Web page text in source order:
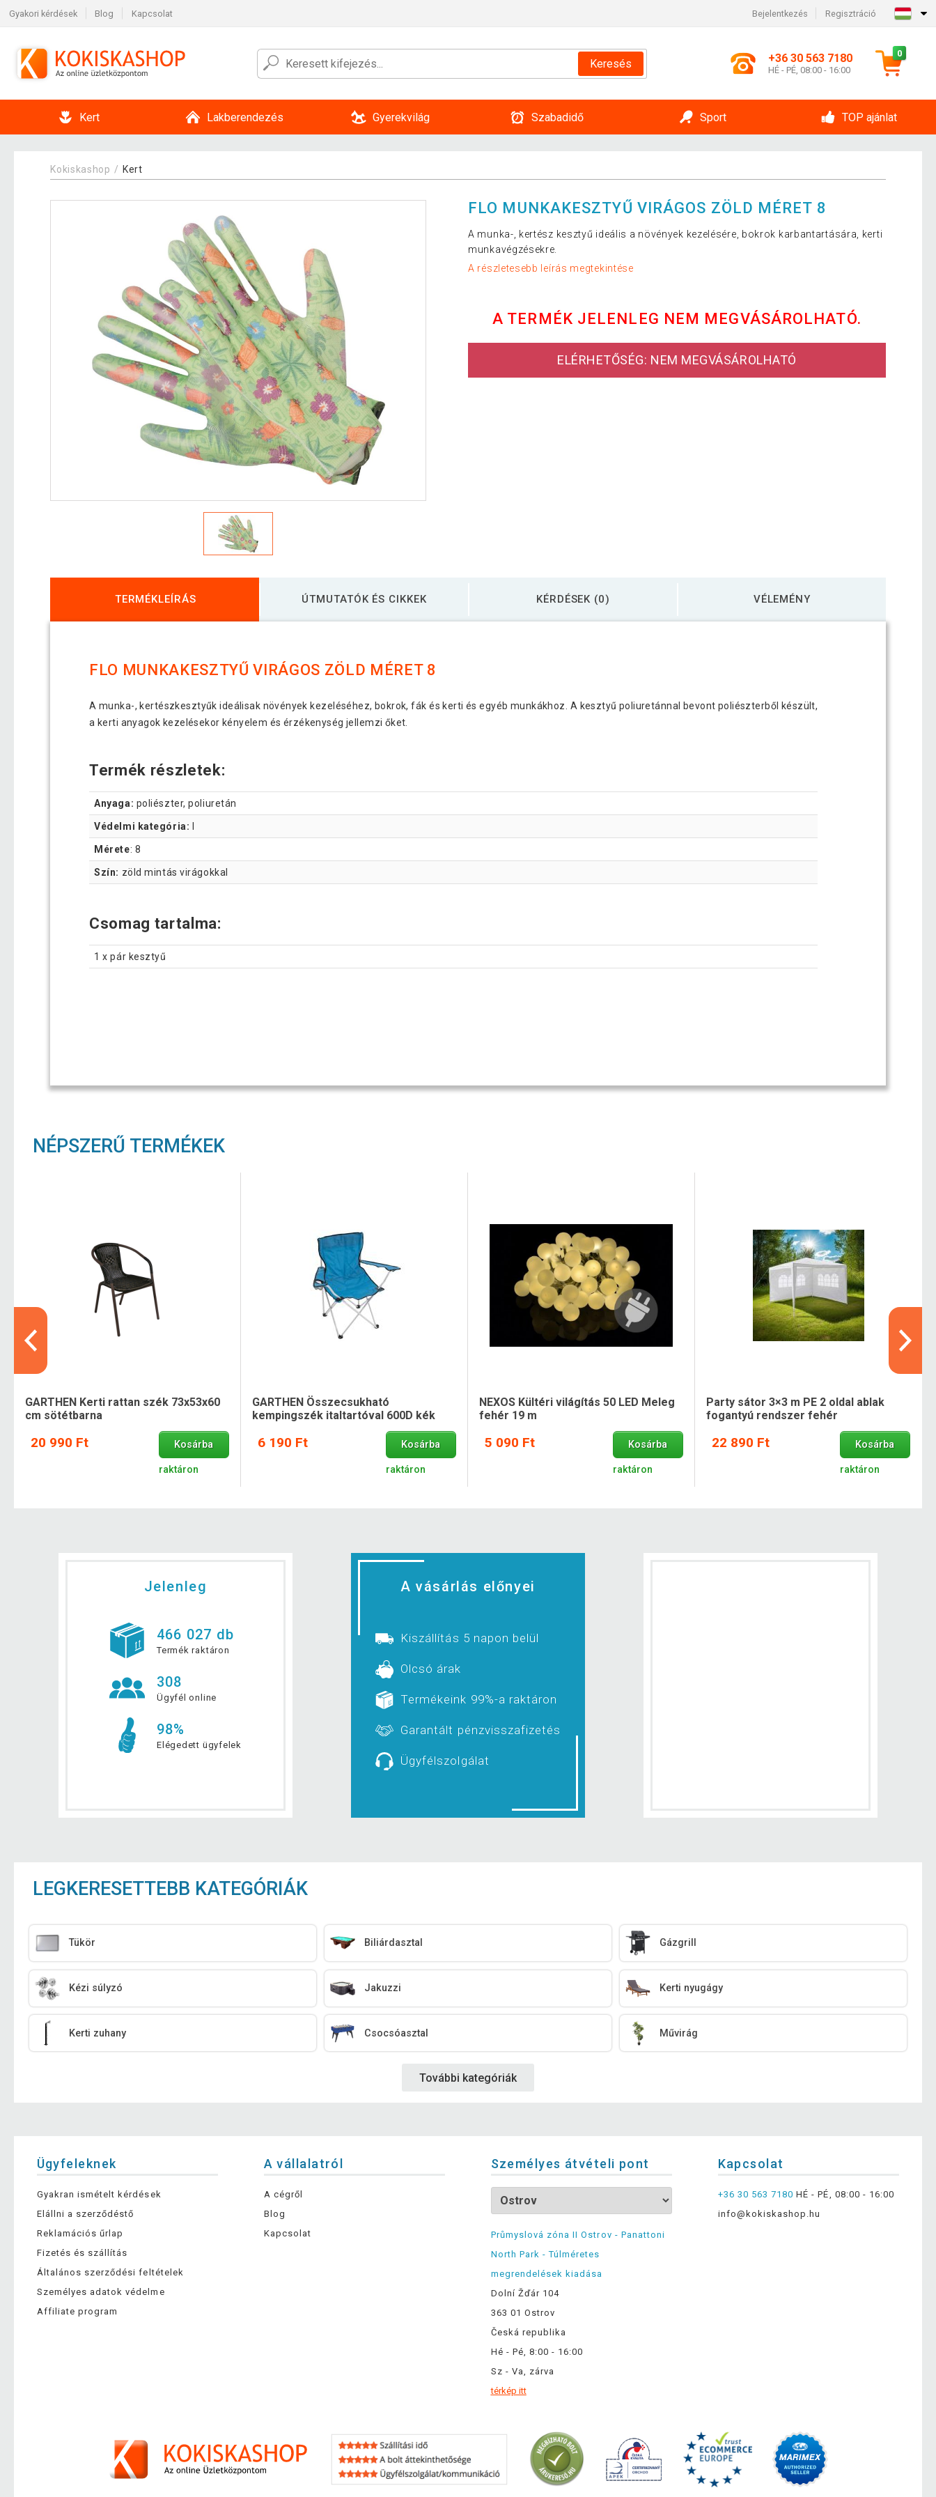
Gyakori kérdések Blog Kapcsolat Bejelentkezés Regisztráció
Keresés +36 30 563 7180
HÉ - PÉ, 08:00 - 16:00
0
Kert Lakberendezés Gyerekvilág Szabadidő Sport TOP ajánlat
Kokiskashop Kert
FLO MUNKAKESZTYŰ VIRÁGOS ZÖLD MÉRET 8
A munka-, kertész kesztyű ideális a növények kezelésére, bokrok karbantartására, kerti
munkavégzésekre.
A részletesebb leírás megtekintése
A TERMÉK JELENLEG NEM MEGVÁSÁROLHATÓ.
ELÉRHETŐSÉG: NEM MEGVÁSÁROLHATÓ
TERMÉKLEÍRÁS ÚTMUTATÓK ÉS CIKKEK KÉRDÉSEK (0) VÉLEMÉNY
FLO MUNKAKESZTYŰ VIRÁGOS ZÖLD MÉRET 8
A munka-, kertészkesztyűk ideálisak növények kezeléséhez, bokrok, fák és kerti és egyéb munkákhoz. A kesztyű poliuretánnal bevont poliészterből készült,
a kerti anyagok kezelésekor kényelem és érzékenység jellemzi őket.
Termék részletek:
Anyaga: poliészter, poliuretán
Védelmi kategória:
Mérete: 8
Szín: zöld mintás virágokkal
Csomag tartalma:
1 x pár kesztyű
NÉPSZERŰ TERMÉKEK
GARTHEN Kerti rattan szék 73x53x60
cm sötétbarna
20 990 Ft Kosárba
raktáron
GARTHEN Összecsukható
kempingszék italtartóval 600D kék
6 190 Ft Kosárba
raktáron
NEXOS Kültéri világítás 50 LED Meleg
fehér 19 m
5 090 Ft Kosárba
raktáron
Party sátor 3×3 m PE 2 oldal ablak
fogantyú rendszer fehér
22 890 Ft Kosárba
raktáron
Jelenleg
466 027 db
Termék raktáron
308
Ügyfél online
98%
Elégedett ügyfelek
A vásárlás előnyei
Kiszállítás 5 napon belül
Olcsó árak
Termékeink 99%-a raktáron
Garantált pénzvisszafizetés
Ügyfélszolgálat
LEGKERESETTEBB KATEGÓRIÁK
Tükör Biliárdasztal Gázgrill
Kézi súlyzó Jakuzzi Kerti nyugágy
Kerti zuhany Csocsóasztal Művirág
További kategóriák
Ügyfeleknek
Gyakran ismételt kérdések
Elállni a szerződéstő
Reklamációs űrlap
Fizetés és szállítás
Általános szerződési feltételek
Személyes adatok védelme
Affiliate program
A vállalatról
A cégről
Blog
Kapcsolat
Személyes átvételi pont
Průmyslová zóna II Ostrov - Panattoni
North Park - Túlméretes
megrendelések kiadása
Dolní Žďár 104
363 01 Ostrov
Česká republika
Hé - Pé, 8:00 - 16:00
Sz - Va, zárva
térkép itt
Kapcsolat
+36 30 563 7180 HÉ - PÉ, 08:00 - 16:00
info@kokiskashop.hu